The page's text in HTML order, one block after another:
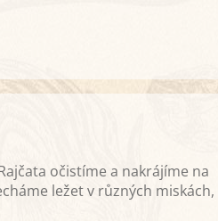
očistíme a nakrájíme na
ležet v různých miskách,